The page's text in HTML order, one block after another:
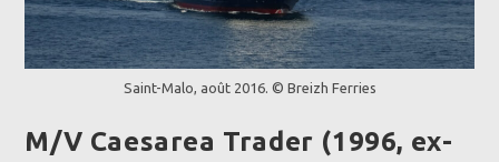
Saint-Malo, août 2016. © Breizh Ferries
M/V Caesarea Trader (1996, ex-